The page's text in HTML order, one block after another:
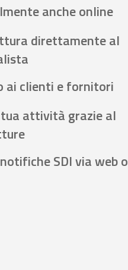
anche online
direttamente al
ai clienti e fornitori
attività grazie al
SDI via web o